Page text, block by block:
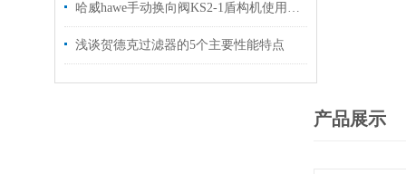
哈威hawe手动换向阀KS2-1盾构机使用库存有货
浅谈贺德克过滤器的5个主要性能特点
产品展示